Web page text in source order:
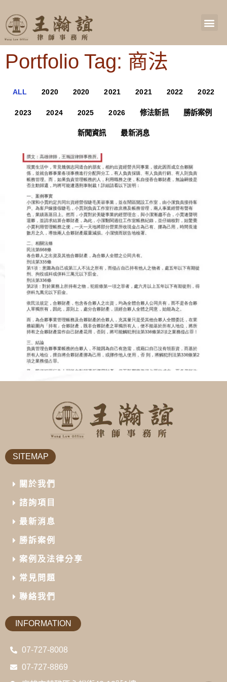
Portfolio Tag: 商法
ALL 2020 2020 2021 2021 2022 2022
2023 2024 2025 2026 修法新訊 勝訴案例
新聞資訊 最新消息
SITEMAP
關於我們
諮詢項目
最新消息
勝訴案例
案例及法律分享
常見問題
聯絡我們
INFORMATION
07-727-8008
07-727-8869